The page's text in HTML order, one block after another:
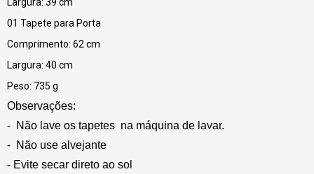
Largura: 39 cm
01 Tapete para Porta
Comprimento: 62 cm
Largura: 40 cm
Peso: 735 g
Observações:
- Não lave os tapetes na máquina de lavar.
- Não use alvejante
- Evite secar direto ao sol